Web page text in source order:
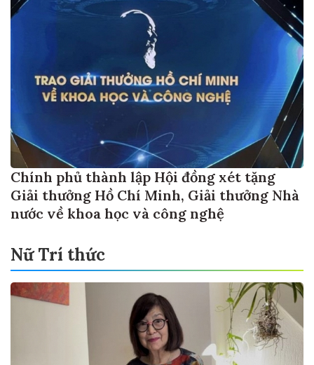
Chính phủ thành lập Hội đồng xét tặng
Giải thưởng Hồ Chí Minh, Giải thưởng Nhà
nước về khoa học và công nghệ
Nữ Trí thức